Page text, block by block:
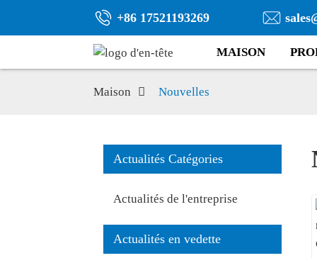
+86 17521193269
MAISON
Maison Nouvelles
Actualités Catégories
Actualités de l'entreprise
Actualités en vedette